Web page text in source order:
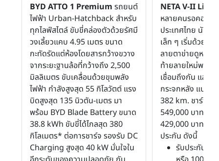
BYD ATTO 1 Premium รถยนต์
ไฟฟ้า Urban-Hatchback สำหรับ
ทุกไลฟ์สไตล์ ขับขี่คล่องตัวด้วยรัศมี
วงเลี้ยวแคบ 4.95 เมตร ขนาด
กะทัดรัดแต่ห้องโดยสารกว้างขวาง
จากระยะฐานล้อที่กว้างถึง 2,500
มิลลิเมตร ขับเคลื่อนด้วยขุมพลัง
ไฟฟ้า กำลังสูงสุด 55 กิโลวัตต์ แรง
บิดสูงสุด 135 นิวตัน-เมตร มา
พร้อม BYD Blade Battery ขนาด
38.8 kWh ขับขี่ได้ไกลสุด 380
กิโลเมตร* ต่อการชาร์จ รองรับ DC
Charging สูงสุด 40 kW มั่นใจใน
NETA V-II Lite
หลายคนรอคอยรุ่
ประเทศไทย นับว่า
เล็ก ๆ เริ่มด้วยกร
ลายตาข่ายดูหรูหร
ท้ายลายใหม่พร้อม
เชื่อมถึงกัน และ
กระจกหลัง แบต
382 km. ชาร์จ
549,000 บาท ปรั
429,000 บาท มา
ประกัน ดังนี้
รับประกันคุ